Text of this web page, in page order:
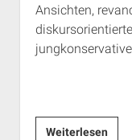
Ansichten,
WeiterlesenNeuer